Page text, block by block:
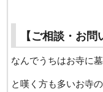
【ご相談・お問
なんでうちはお寺に
と嘆く方も多いお寺